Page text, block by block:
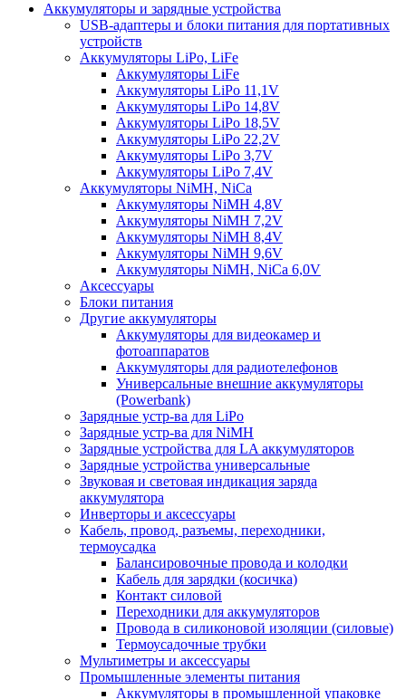
Аккумуляторы и зарядные устройства
USB-адаптеры и блоки питания для портативных
устройств
Аккумуляторы LiPo, LiFe
Аккумуляторы LiFe
Аккумуляторы LiPo 11,1V
Аккумуляторы LiPo 14,8V
Аккумуляторы LiPo 18,5V
Аккумуляторы LiPo 22,2V
Аккумуляторы LiPo 3,7V
Аккумуляторы LiPo 7,4V
Аккумуляторы NiMH, NiCa
Аккумуляторы NiMH 4,8V
Аккумуляторы NiMH 7,2V
Аккумуляторы NiMH 8,4V
Аккумуляторы NiMH 9,6V
Аккумуляторы NiMH, NiCa 6,0V
Аксессуары
Блоки питания
Другие аккумуляторы
Аккумуляторы для видеокамер и
фотоаппаратов
Аккумуляторы для радиотелефонов
Универсальные внешние аккумуляторы
(Powerbank)
Зарядные устр-ва для LiPo
Зарядные устр-ва для NiMH
Зарядные устройства для LA аккумуляторов
Зарядные устройства универсальные
Звуковая и световая индикация заряда
аккумулятора
Инверторы и аксессуары
Кабель, провод, разъемы, переходники,
термоусадка
Балансировочные провода и колодки
Кабель для зарядки (косичка)
Контакт силовой
Переходники для аккумуляторов
Провода в силиконовой изоляции (силовые)
Термоусадочные трубки
Мультиметры и аксессуары
Промышленные элементы питания
Аккумуляторы в промышленной упаковке